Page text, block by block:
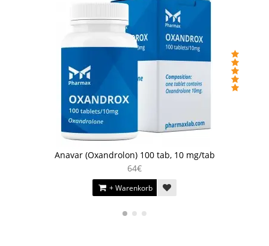
Anavar (Oxandrolon) 100 tab, 10 mg/tab
64€
+ Warenkorb